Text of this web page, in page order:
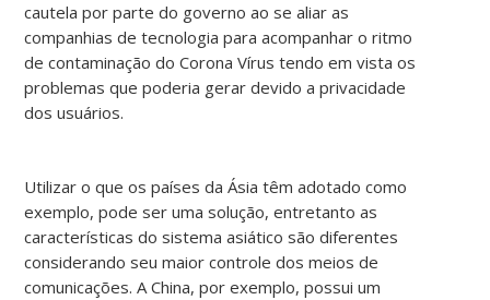
cautela por parte do governo ao se aliar as
companhias de tecnologia para acompanhar o ritmo
de contaminação do Corona Vírus tendo em vista os
problemas que poderia gerar devido a privacidade
dos usuários.
Utilizar o que os países da Ásia têm adotado como
exemplo, pode ser uma solução, entretanto as
características do sistema asiático são diferentes
considerando seu maior controle dos meios de
comunicações. A China, por exemplo, possui um